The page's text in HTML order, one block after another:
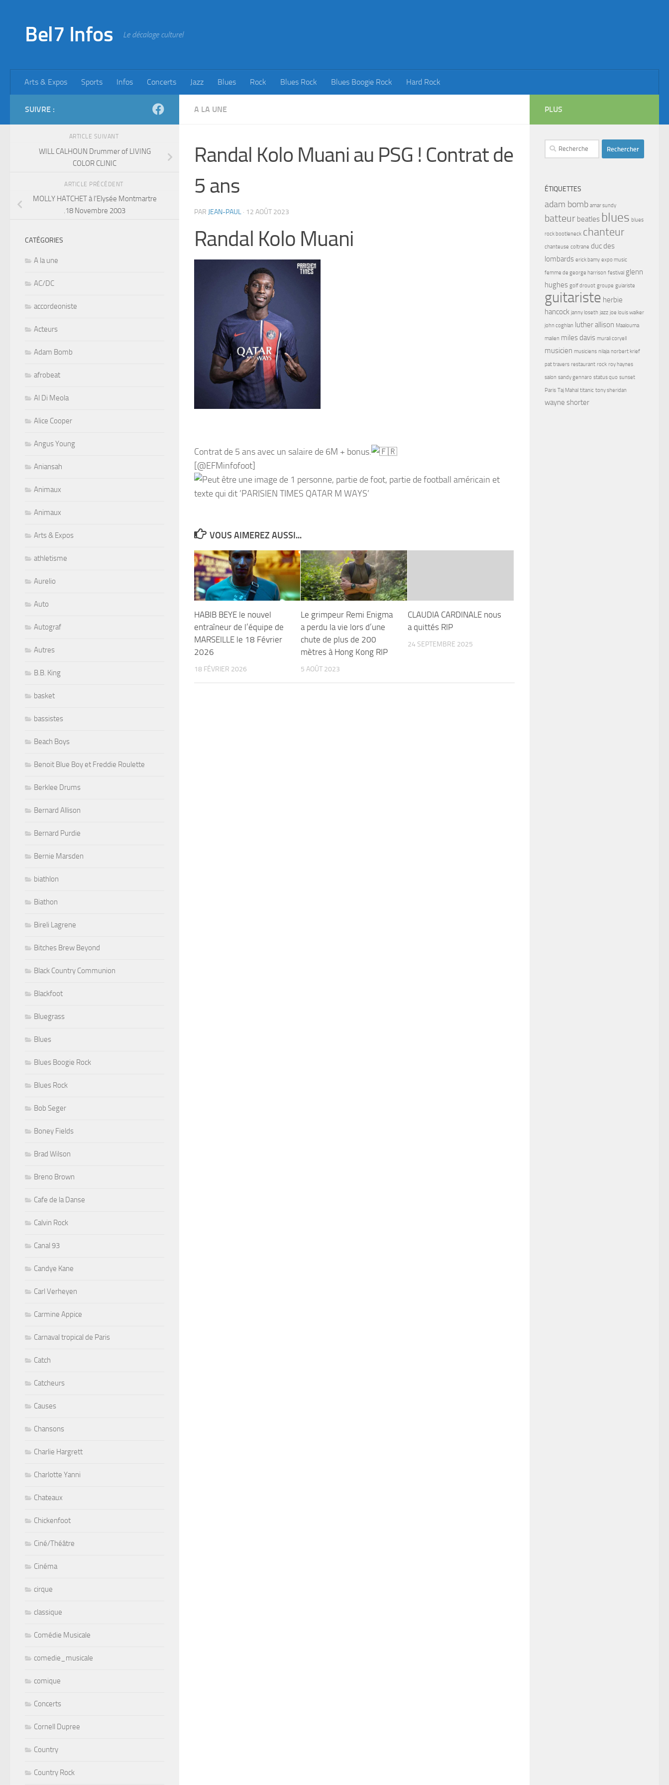
Bel7 Infos Le décalage culturel
Arts & Expos Sports Infos Concerts Jazz Blues Rock Blues Rock Blues Boogie Rock Hard Rock
A LA UNE
Randal Kolo Muani au PSG ! Contrat de
5 ans
PAR JEAN-PAUL · 12 AOÛT 2023
Randal Kolo Muani
Contrat de 5 ans avec un salaire de 6M + bonus.
[@EFMinfofoot]
VOUS AIMEREZ AUSSI...
HABIB BEYE le nouvel
entraîneur de l’équipe de
MARSEILLE le 18 Février
2026
18 FÉVRIER 2026
Le grimpeur Remi Enigma
a perdu la vie lors d’une
chute de plus de 200
mètres à Hong Kong RIP
5 AOÛT 2023
CLAUDIA CARDINALE nous
a quittés RIP
24 SEPTEMBRE 2025
SUIVRE :
ARTICLE SUIVANT
WILL CALHOUN Drummer of LIVING
COLOR CLINIC
ARTICLE PRÉCÉDENT
MOLLY HATCHET à l’Elysée Montmartre
.18 Novembre 2003
CATÉGORIES
A la une
AC/DC
accordeoniste
Acteurs
Adam Bomb
afrobeat
Al Di Meola
Alice Cooper
Angus Young
Aniansah
Animaux
Animaux
Arts & Expos
athletisme
Aurelio
Auto
Autograf
Autres
B.B. King
basket
bassistes
Beach Boys
Benoit Blue Boy et Freddie Roulette
Berklee Drums
Bernard Allison
Bernard Purdie
Bernie Marsden
biathlon
Biathon
Bireli Lagrene
Bitches Brew Beyond
Black Country Communion
Blackfoot
Bluegrass
Blues
Blues Boogie Rock
Blues Rock
Bob Seger
Boney Fields
Brad Wilson
Breno Brown
Cafe de la Danse
Calvin Rock
Canal 93
Candye Kane
Carl Verheyen
Carmine Appice
Carnaval tropical de Paris
Catch
Catcheurs
Causes
Chansons
Charlie Hargrett
Charlotte Yanni
Chateaux
Chickenfoot
Ciné/Théâtre
Cinéma
cirque
classique
Comédie Musicale
comedie_musicale
comique
Concerts
Cornell Dupree
Country
Country Rock
PLUS
Rechercher :
ÉTIQUETTES
adam bomb amar sundy
batteur beatles blues blues
rock bootleneck chanteur
chanteuse coltrane duc des
lombards erick bamy expo music
femme de george harrison festival glenn
hughes golf drouot groupe guiariste
guitariste herbie
hancock janny loseth jazz joe louis walker
john coghlan luther allison Maalouma
malien miles davis murali coryell
musicien musiciens nilaja norbert krief
pat travers restaurant rock roy haynes
salon sandy gennaro status quo sunset
Paris Taj Mahal titanic tony sheridan
wayne shorter